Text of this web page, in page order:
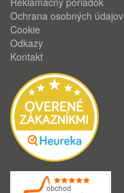
Ochrana osobných údajov
Cookie
Odkazy
Kontakt